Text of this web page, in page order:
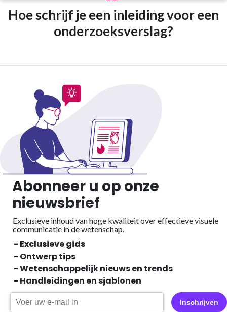
Hoe schrijf je een inleiding voor een
onderzoeksverslag?
Abonneer u op onze
nieuwsbrief
Exclusieve inhoud van hoge kwaliteit over effectieve visuele
communicatie in de wetenschap.
- Exclusieve gids
- Ontwerp tips
- Wetenschappelijk nieuws en trends
- Handleidingen en sjablonen
Inschrijven